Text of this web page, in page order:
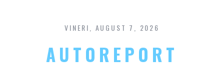
content
VINERI, AUGUST 7, 2026
AUTOREPORT